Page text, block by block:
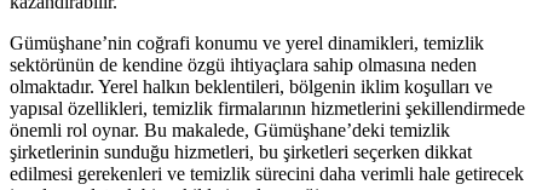
Gümüşhane’nin coğrafi konumu ve yerel dinamikleri, temizlik
sektörünün de kendine özgü ihtiyaçlara sahip olmasına neden
olmaktadır. Yerel halkın beklentileri, bölgenin iklim koşulları ve
yapısal özellikleri, temizlik firmalarının hizmetlerini şekillendirmede
önemli rol oynar. Bu makalede, Gümüşhane’deki temizlik
şirketlerinin sunduğu hizmetleri, bu şirketleri seçerken dikkat
edilmesi gerekenleri ve temizlik sürecini daha verimli hale getirecek